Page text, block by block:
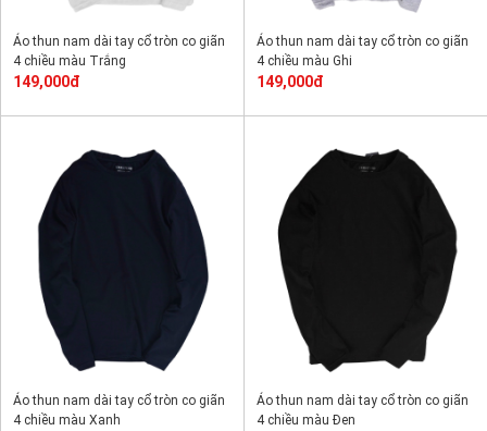
Áo thun nam dài tay cổ tròn co giãn
4 chiều màu Trắng
149,000đ
Áo thun nam dài tay cổ tròn co giãn
4 chiều màu Ghi
149,000đ
Áo thun nam dài tay cổ tròn co giãn
4 chiều màu Xanh
Áo thun nam dài tay cổ tròn co giãn
4 chiều màu Đen